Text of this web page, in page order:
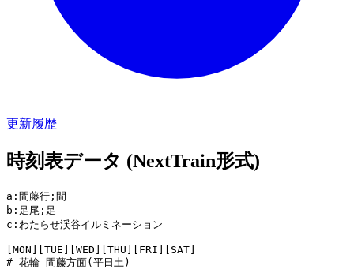
更新履歴
時刻表データ (NextTrain形式)
a:間藤行;間
b:足尾;足
c:わたらせ渓谷イルミネーション
[MON][TUE][WED][THU][FRI][SAT]
# 花輪 間藤方面(平日土)